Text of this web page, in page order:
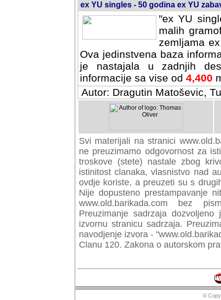
ex YU singles - 50 godina ex YU
"ex YU
malih
zemljama
Ova jedinstvena baza
je nastajala u zadnjih
informacije sa vise od 4,400
Autor: Dragutin Matoševic,
Svi materijali na stranici
preuzimamo odgovornost za
troskove (stete) nastale zbog
istinitost clanaka, vlasnistvo nad
ovdje koriste, a preuzeti su s
Nije dopusteno prestampavanje
www.old.barikada.com bez
Preuzimanje sadrzaja
izvornu stranicu sadrzaja.
navodjenje izvora -
Clanu 120. Zakona o autorskom
©